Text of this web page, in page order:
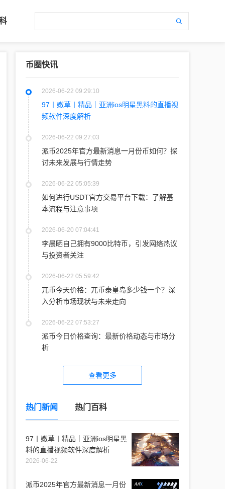
币圈快讯
2026-06-22 09:29:10
97丨嫩草丨精品｜亚洲ios明星黑料的直播视
频软件深度解析
2026-06-22 09:27:03
派币2025年官方最新消息一月份币如何？探
讨未来发展与行情走势
2026-06-22 05:05:39
如何进行USDT官方交易平台下载：了解基
本流程与注意事项
2026-06-20 07:04:41
李晨晒自己拥有9000比特币，引发网络热议
与投资者关注
2026-06-22 05:59:42
兀币今天价格：兀币泰皇岛多少钱一个？深
入分析市场现状与未来走向
2026-06-22 07:53:27
派币今日价格查询：最新价格动态与市场分
析
查看更多
热门新闻 热门百科
97丨嫩草丨精品｜亚洲ios明星黑
料的直播视频软件深度解析
2026-06-22
派币2025年官方最新消息一月份